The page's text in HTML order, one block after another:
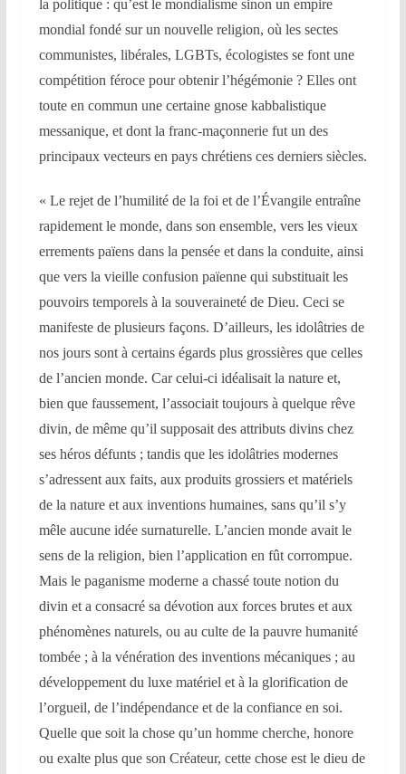
la politique : qu’est le mondialisme sinon un empire
mondial fondé sur un nouvelle religion, où les sectes
communistes, libérales, LGBTs, écologistes se font une
compétition féroce pour obtenir l’hégémonie ? Elles ont
toute en commun une certaine gnose kabbalistique
messanique, et dont la franc-maçonnerie fut un des
principaux vecteurs en pays chrétiens ces derniers siècles.
« Le rejet de l’humilité de la foi et de l’Évangile entraîne
rapidement le monde, dans son ensemble, vers les vieux
errements païens dans la pensée et dans la conduite, ainsi
que vers la vieille confusion païenne qui substituait les
pouvoirs temporels à la souveraineté de Dieu. Ceci se
manifeste de plusieurs façons. D’ailleurs, les idolâtries de
nos jours sont à certains égards plus grossières que celles
de l’ancien monde. Car celui-ci idéalisait la nature et,
bien que faussement, l’associait toujours à quelque rêve
divin, de même qu’il supposait des attributs divins chez
ses héros défunts ; tandis que les idolâtries modernes
s’adressent aux faits, aux produits grossiers et matériels
de la nature et aux inventions humaines, sans qu’il s’y
mêle aucune idée surnaturelle. L’ancien monde avait le
sens de la religion, bien l’application en fût corrompue.
Mais le paganisme moderne a chassé toute notion du
divin et a consacré sa dévotion aux forces brutes et aux
phénomènes naturels, ou au culte de la pauvre humanité
tombée ; à la vénération des inventions mécaniques ; au
développement du luxe matériel et à la glorification de
l’orgueil, de l’indépendance et de la confiance en soi.
Quelle que soit la chose qu’un homme cherche, honore
ou exalte plus que son Créateur, cette chose est le dieu de